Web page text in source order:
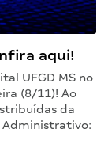
aqui!
UFGD MS no
(8/11)! Ao
da
Administrativo: